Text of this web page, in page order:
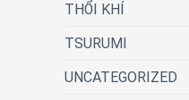
THỔI KHÍ
TSURUMI
UNCATEGORIZED